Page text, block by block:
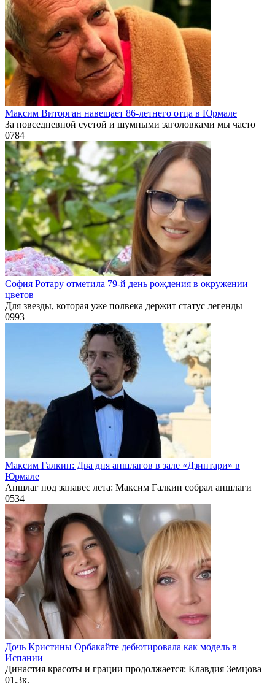
Максим Виторган навещает 86-летнего отца в Юрмале
За повседневной суетой и шумными заголовками мы часто
0784
София Ротару отметила 79-й день рождения в окружении
цветов
Для звезды, которая уже полвека держит статус легенды
0993
Максим Галкин: Два дня аншлагов в зале «Дзинтари» в
Юрмале
Аншлаг под занавес лета: Максим Галкин собрал аншлаги
0534
Дочь Кристины Орбакайте дебютировала как модель в
Испании
Династия красоты и грации продолжается: Клавдия Земцова
01.3к.